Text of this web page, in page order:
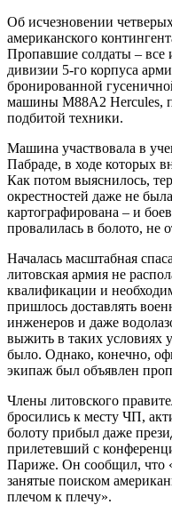
Об исчезновении
американского
Пропавшие солдаты – все
дивизии 5-го корпуса
бронированной
машины M88A2 Hercules,
подбитой техники.
Машина участвовала в
Пабраде, в ходе которых
Как потом выяснилось,
окрестностей даже не
картографирована – и
провалилась в болото, не
Началась масштабная
литовская армия не
квалификации и
пришлось доставлять
инженеров и даже
выжить в таких условиях
было. Однако, конечно,
экипаж был объявлен
Члены литовского
бросились к месту ЧП,
болоту прибыл даже
прилетевший с
Париже. Он сообщил, что
занятые поиском
плечом к плечу».